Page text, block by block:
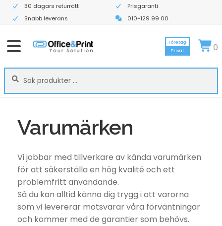
30 dagars returrätt
Prisgaranti
Snabb leverans
010-129 99 00
Sök
efter:
Sök
Företag
Privat
0
Varumärken
Vi jobbar med tillverkare av kända varumärken
för att säkerställa en hög kvalité och ett
problemfritt användande.
Så du kan alltid känna dig trygg i att varorna
som vi levererar motsvarar våra förväntningar
och kommer med de garantier som behövs.